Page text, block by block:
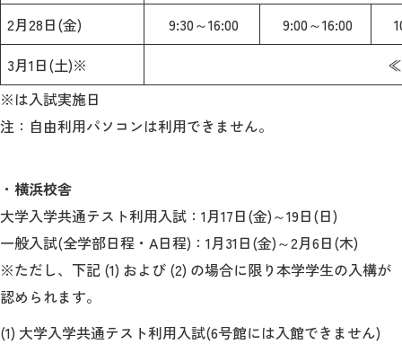
2月28日(金)
9:30～16:00 9:00～16:00
3月1日(土)※
≪
※は入試実施日
注：自由利用パソコンは利用できません。
・ 横浜校舎
大学入学共通テスト利用入試：1月17日(金)～19日(日)
一般入試(全学部日程・A日程)：1月31日(金)～2月6日(木)
※ただし、下記 (1) および (2) の場合に限り本学学生の入構が
認められます。
(1) 大学入学共通テスト利用入試(6号館には入館できません)